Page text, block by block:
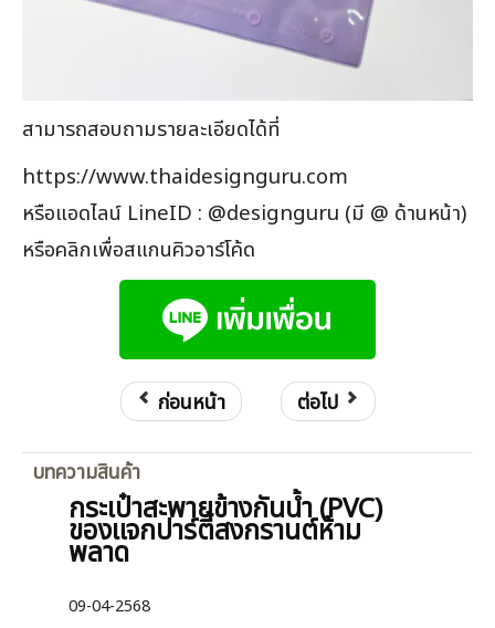
สามารถสอบถามรายละเอียดได้ที่
https://www.thaidesignguru.com
หรือแอดไลน์ LineID : @designguru (มี @ ด้านหน้า)
หรือคลิกเพื่อสแกนคิวอาร์โค้ด
ก่อนหน้า ต่อไป
บทความสินค้า
กระเป๋าสะพายข้างกันน้ำ (PVC)
ของแจกปาร์ตี้สงกรานต์ห้าม
พลาด
09-04-2568